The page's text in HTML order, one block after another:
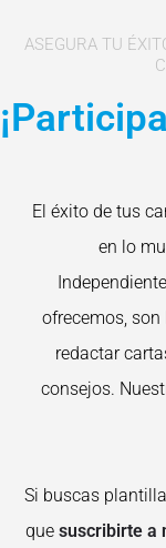
ASEGURA TU
El éxito de tus
en lo
ofrecemos,
redactar
consejos.
Si buscas
que suscribirte a